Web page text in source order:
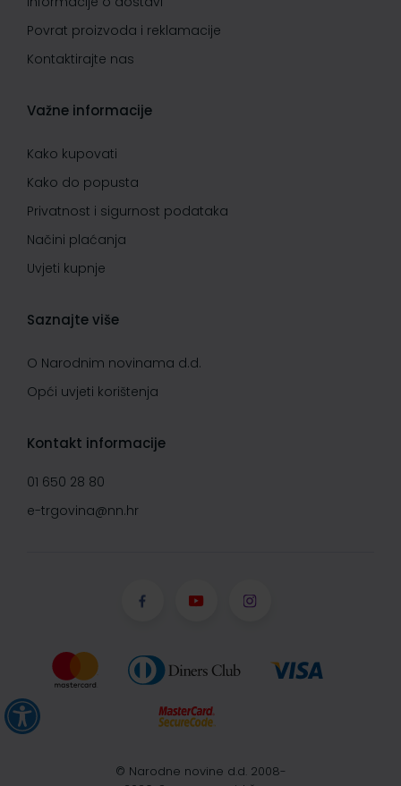
Povrat proizvoda i reklamacije
Kontaktirajte nas
Važne informacije
Kako kupovati
Kako do popusta
Privatnost i sigurnost podataka
Načini plaćanja
Uvjeti kupnje
Saznajte više
O Narodnim novinama d.d.
Opći uvjeti korištenja
Kontakt informacije
01 650 28 80
e-trgovina@nn.hr
© Narodne novine d.d. 2008-